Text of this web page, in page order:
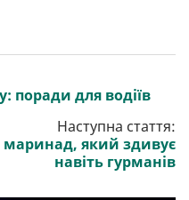
поради для водіїв
Наступна стаття:
маринад, який здивує
навіть гурманів